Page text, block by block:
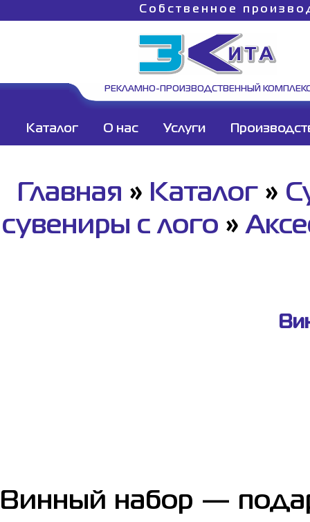
Собственное
РЕКЛАМНО-ПРОИЗВОДСТВЕННЫЙ
Каталог О нас Услуги
Главная » Каталог »
сувениры с лого »
Винный набор —